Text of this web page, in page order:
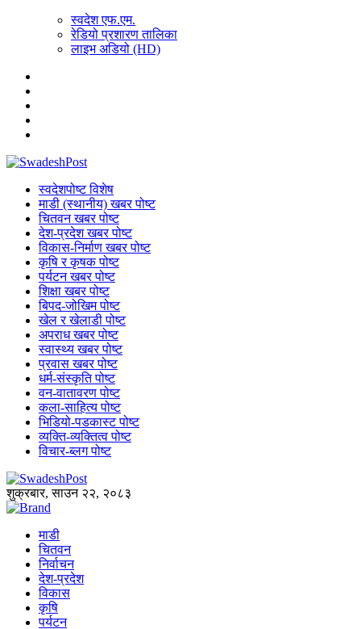
स्वदेश एफ.एम.
रेडियो प्रशारण तालिका
लाइभ अडियो (HD)
स्वदेशपोष्ट विशेष
माडी (स्थानीय) खबर पोष्ट
चितवन खबर पोष्ट
देश-प्रदेश खबर पोष्ट
विकास-निर्माण खबर पोष्ट
कृषि र कृषक पोष्ट
पर्यटन खबर पोष्ट
शिक्षा खबर पोष्ट
बिपद-जोखिम पोष्ट
खेल र खेलाडी पोष्ट
अपराध खबर पोष्ट
स्वास्थ्य खबर पोष्ट
प्रवास खबर पोष्ट
धर्म-संस्कृति पोष्ट
वन-वातावरण पोष्ट
कला-साहित्य पोष्ट
भिडियो-पडकास्ट पोष्ट
व्यक्ति-व्यक्तित्व पोष्ट
विचार-ब्लग पोष्ट
शुक्रबार, साउन २२, २०८३
माडी
चितवन
निर्वाचन
देश-प्रदेश
विकास
कृषि
पर्यटन